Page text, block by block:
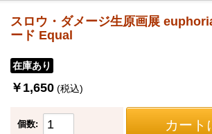
スロウ・ダメージ生原画展
ード Equal
在庫あり
￥1,650 (税込)
個数: カート